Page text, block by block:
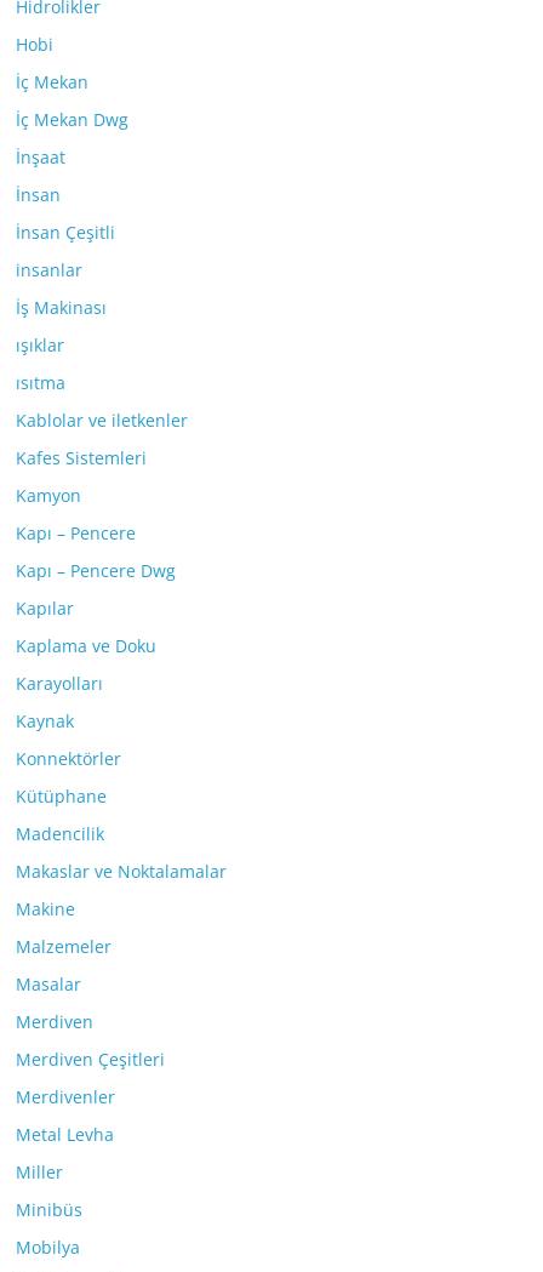
Hidrolikler
Hobi
İç Mekan
İç Mekan Dwg
İnşaat
İnsan
İnsan Çeşitli
insanlar
İş Makinası
ışıklar
ısıtma
Kablolar ve iletkenler
Kafes Sistemleri
Kamyon
Kapı – Pencere
Kapı – Pencere Dwg
Kapılar
Kaplama ve Doku
Karayolları
Kaynak
Konnektörler
Kütüphane
Madencilik
Makaslar ve Noktalamalar
Makine
Malzemeler
Masalar
Merdiven
Merdiven Çeşitleri
Merdivenler
Metal Levha
Miller
Minibüs
Mobilya